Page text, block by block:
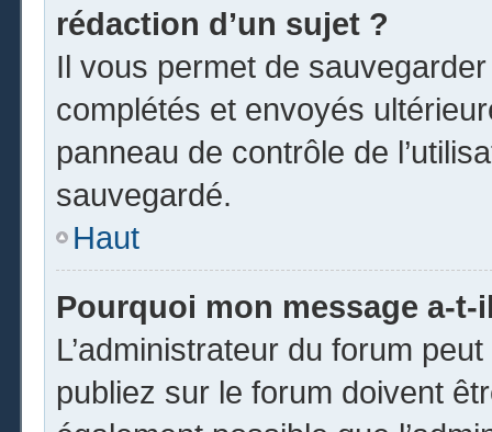
rédaction d’un sujet ?
Il vous permet de
complétés et envoyés
panneau de contrôle de
sauvegardé.
Haut
Pourquoi mon message a-
L’administrateur du forum
publiez sur le forum doivent